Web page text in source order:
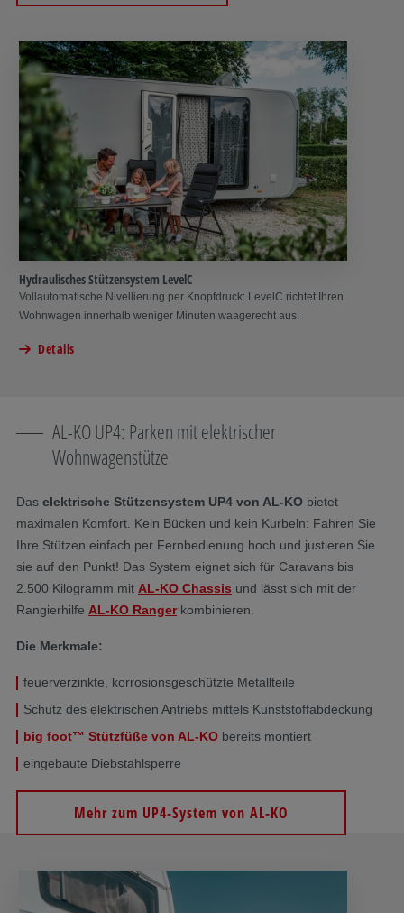
Hydraulisches Stützensystem LevelC
Vollautomatische Nivellierung per Knopfdruck: LevelC richtet Ihren
Wohnwagen innerhalb weniger Minuten waagerecht aus.
Details
AL-KO UP4: Parken mit elektrischer
Wohnwagenstütze
Das elektrische Stützensystem UP4 von AL-KO bietet
maximalen Komfort. Kein Bücken und kein Kurbeln: Fahren Sie
Ihre Stützen einfach per Fernbedienung hoch und justieren Sie
sie auf den Punkt! Das System eignet sich für Caravans bis
2.500 Kilogramm mit AL-KO Chassis und lässt sich mit der
Rangierhilfe AL-KO Rangerkombinieren.
Die Merkmale:
feuerverzinkte, korrosionsgeschützte Metallteile
Schutz des elektrischen Antriebs mittels Kunststoffabdeckung
big foot™ Stützfüße von AL-KO bereits montiert
eingebaute Diebstahlsperre
Mehr zum UP4-System von AL-KO